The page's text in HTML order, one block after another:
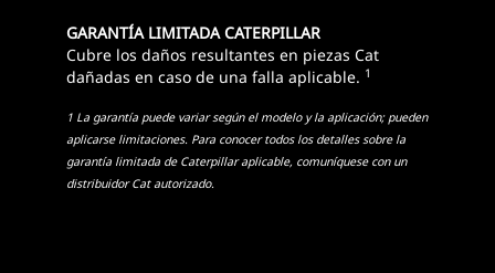
GARANTÍA LIMITADA CATERPILLAR
Cubre los daños resultantes en piezas Cat
dañadas en caso de una falla aplicable. 1
1 La garantía puede variar según el modelo y la aplicación; pueden
aplicarse limitaciones. Para conocer todos los detalles sobre la
garantía limitada de Caterpillar aplicable, comuníquese con un
distribuidor Cat autorizado.